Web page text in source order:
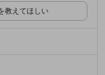
教えてほしい